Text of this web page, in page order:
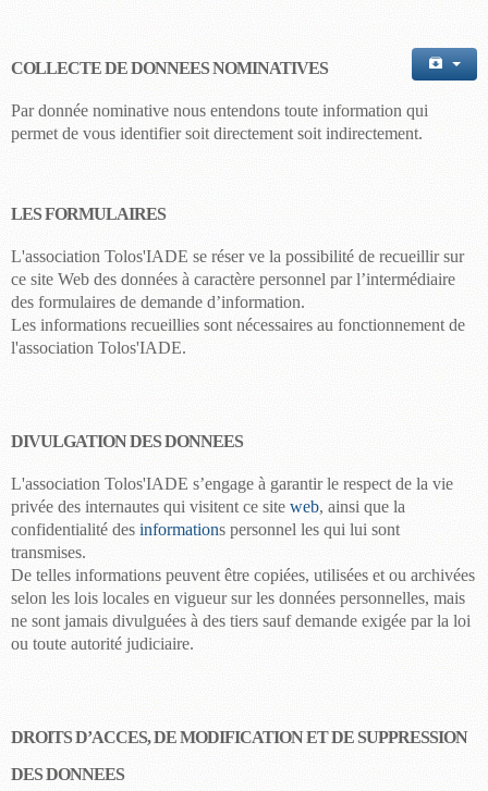
COLLECTE DE DONNEES NOMINATIVES
Par donnée nominative nous entendons toute information qui
permet de vous identifier soit directement soit indirectement.
LES FORMULAIRES
L'association Tolos'IADE se réserve la possibilité de recueillir sur
ce site Web des données à caractère personnel par l’intermédiaire
des formulaires de demande d’information.
Les informations recueillies sont nécessaires au fonctionnement de
l'association Tolos'IADE.
DIVULGATION DES DONNEES
L'association Tolos'IADE s’engage à garantir le respect de la vie
privée des internautes qui visitent ce site web, ainsi que la
confidentialité des informations personnel les qui lui sont
transmises.
De telles informations peuvent être copiées, utilisées et ou archivées
selon les lois locales en vigueur sur les données personnelles, mais
ne sont jamais divulguées à des tiers sauf demande exigée par la loi
ou toute autorité judiciaire.
DROITS D’ACCES, DE MODIFICATION ET DE SUPPRESSION
DES DONNEES